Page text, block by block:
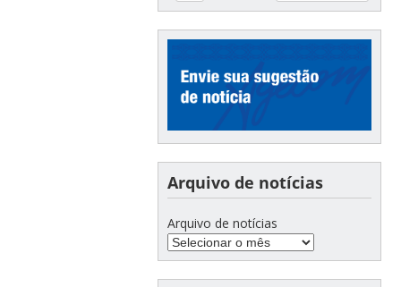
Arquivo de notícias
Arquivo de notícias